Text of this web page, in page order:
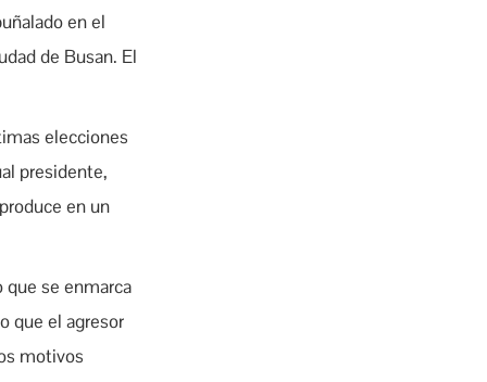
en el
de Busan. El
elecciones
presidente,
en un
que se enmarca
que el agresor
motivos